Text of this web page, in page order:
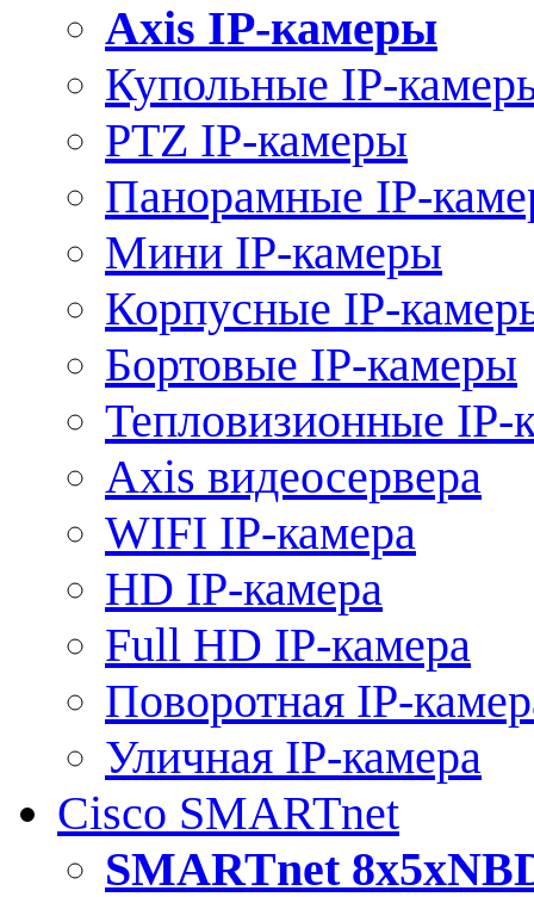
Axis IP-камеры
Купольные IP-
PTZ IP-камеры
Панорамные IP-
Мини IP-камеры
Корпусные IP-
Бортовые IP-камеры
Тепловизионные IP-
Axis видеосервера
WIFI IP-камера
HD IP-камера
Full HD IP-камера
Поворотная IP-
Уличная IP-камера
Cisco SMARTnet
SMARTnet